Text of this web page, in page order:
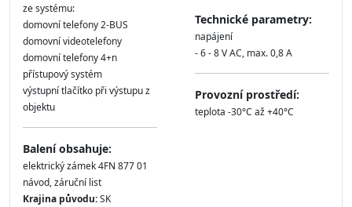
ze systému:
domovní telefony 2-BUS
domovní videotelefony
domovní telefony 4+n
přístupový systém
výstupní tlačítko při výstupu z
objektu
Balení obsahuje:
elektrický zámek 4FN 877 01
návod, záruční list
Krajina původu:SK
Technické parametry:
napájení
- 6 - 8 V AC, max. 0,8 A
Provozní prostředí:
teplota -30°C až +40°C